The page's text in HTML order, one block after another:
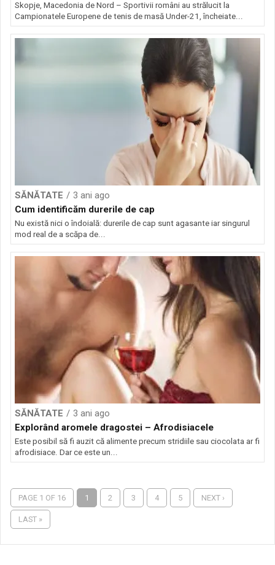
Skopje, Macedonia de Nord – Sportivii români au strălucit la
Campionatele Europene de tenis de masă Under-21, încheiate...
SĂNĂTATE
3 ani ago
Cum identificăm durerile de cap
Nu există nici o îndoială: durerile de cap sunt agasante iar singurul
mod real de a scăpa de...
SĂNĂTATE
3 ani ago
Explorând aromele dragostei – Afrodisiacele
Este posibil să fi auzit că alimente precum stridiile sau ciocolata ar fi
afrodisiace. Dar ce este un...
PAGE 1 OF 16 1 2 3 4 5 NEXT ›
LAST »